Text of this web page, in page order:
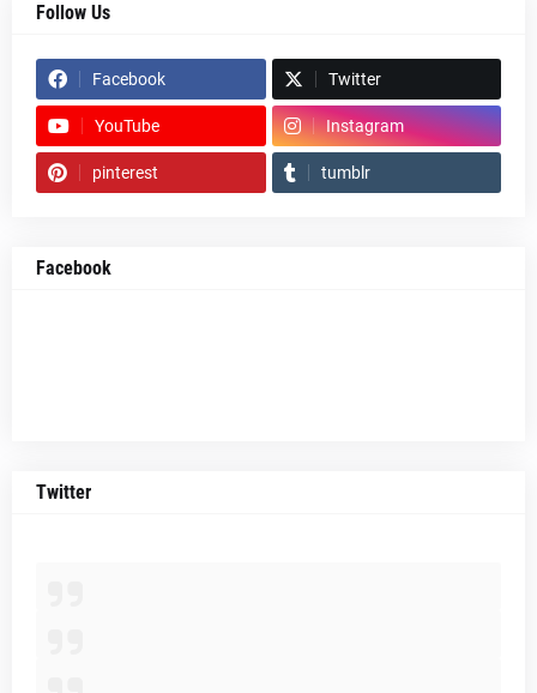
Follow Us
Facebook Twitter
YouTube Instagram
pinterest tumblr
Facebook
Twitter